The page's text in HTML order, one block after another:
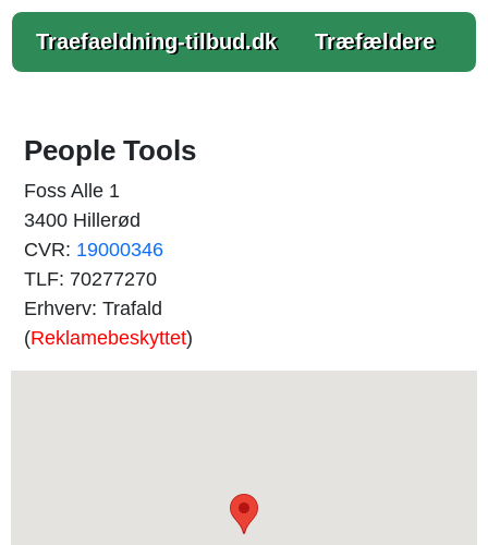
Traefaeldning-tilbud.dk Træfældere
People Tools
Foss Alle 1
3400 Hillerød
CVR: 19000346
TLF: 70277270
Erhverv: Trafald
(Reklamebeskyttet)